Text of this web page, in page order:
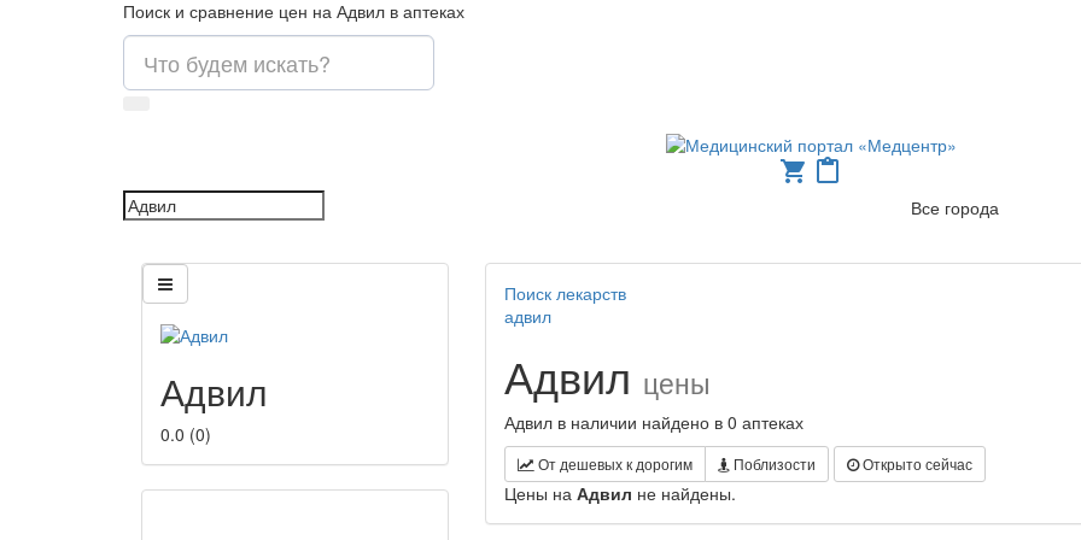
Поиск и сравнение цен на Адвил в аптеках
shopping_cart content_paste
Все города
Адвил
0.0 (0)
Поиск лекарств
адвил
Адвил цены
Адвил в наличии найдено в 0 аптеках
От дешевых к дорогим Поблизости Открыто сейчас
Цены на Адвил не найдены.